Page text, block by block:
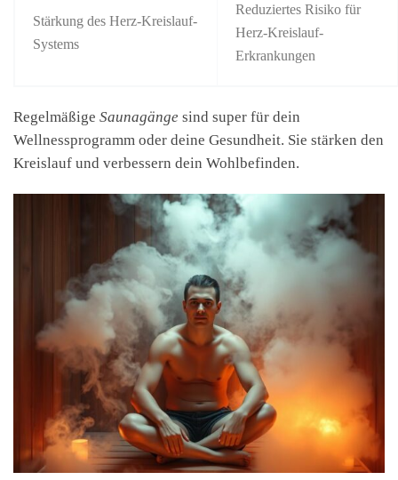
Stärkung des Herz-Kreislauf-
Systems
Reduziertes Risiko für
Herz-Kreislauf-
Erkrankungen
Regelmäßige Saunagänge sind super für dein
Wellnessprogramm oder deine Gesundheit. Sie stärken den
Kreislauf und verbessern dein Wohlbefinden.